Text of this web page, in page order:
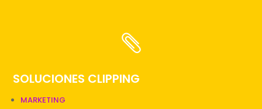

SOLUCIONES CLIPPING
MARKETING